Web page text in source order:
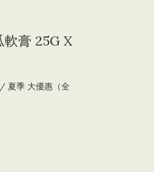
軟膏 25G X
夏季 大優惠（全